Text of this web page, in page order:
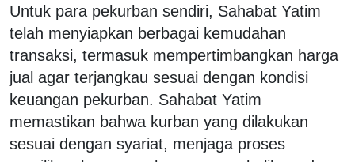
Untuk para pekurban sendiri, Sahabat Yatim
telah menyiapkan berbagai kemudahan
transaksi, termasuk mempertimbangkan harga
jual agar terjangkau sesuai dengan kondisi
keuangan pekurban. Sahabat Yatim
memastikan bahwa kurban yang dilakukan
sesuai dengan syariat, menjaga proses